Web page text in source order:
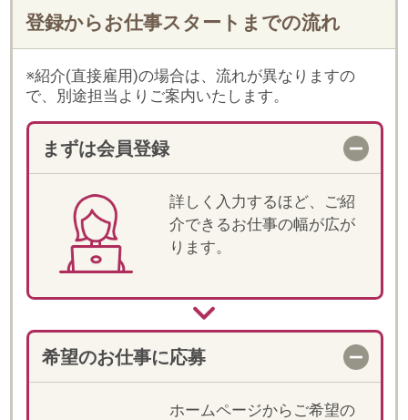
希望のお仕事に応募
お仕事に応募してくださ
い。当社からもご登録時に
に、メールやお電話でご案
内します。
一次選考
登録時に入力いただいた内
容をもとに一次選考を行い
電話での詳細確認
より電話でお仕事の詳細説